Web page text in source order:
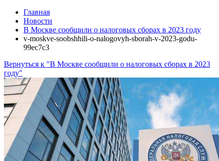
Главная
Новости
В Москве сообщили о налоговых сборах в 2023 году
v-moskve-soobshhili-o-nalogovyh-sborah-v-2023-godu-
99ec7c3
Вернуться к "В Москве сообщили о налоговых сборах в 2023
году"